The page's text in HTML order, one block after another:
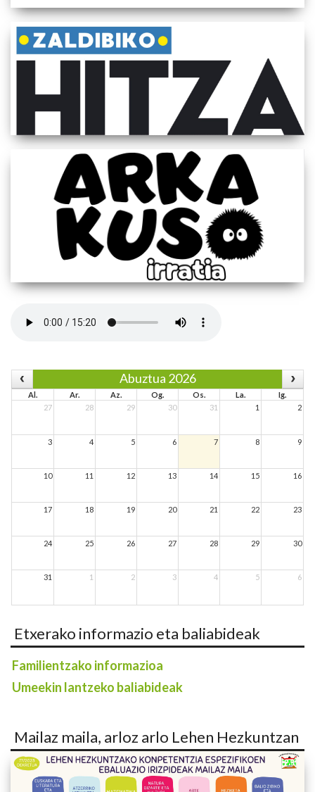
Abuztua 2026
Al. Ar. Az. Og. Os. La.
Ig.
27
28 29 30 31 1 2
3 4 5 6 7 8 9
10 11 12 13 14 15 16
17 18 19 20 21 22 23
24 25 26 27 28 29 30
31 1 2 3 4 5 6
Etxerako informazio eta baliabideak
Familientzako informazioa
Umeekin lantzeko baliabideak
Mailaz maila, arloz arlo Lehen Hezkuntzan